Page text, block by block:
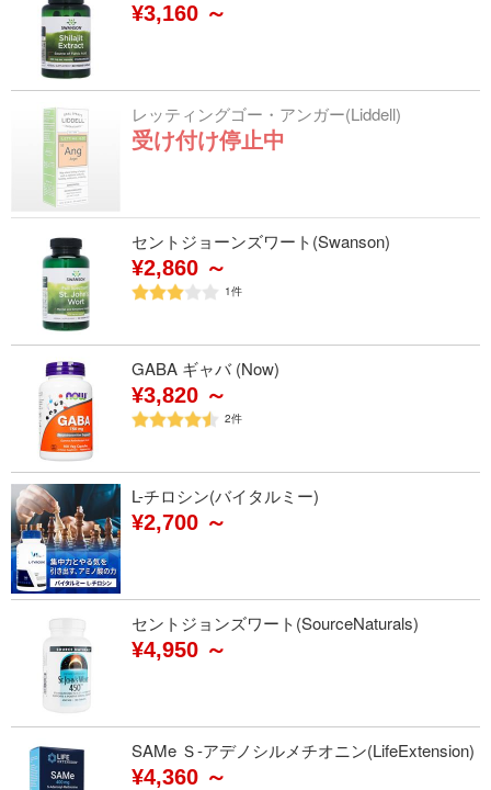
¥3,160 ～
レッティングゴー・アンガー(Liddell)
受け付け停止中
セントジョーンズワート(Swanson)
¥2,860 ～
1件
GABA ギャバ (Now)
¥3,820 ～
2件
L-チロシン(バイタルミー)
¥2,700 ～
セントジョンズワート(SourceNaturals)
¥4,950 ～
SAMe Ｓ-アデノシルメチオニン(LifeExtension)
¥4,360 ～